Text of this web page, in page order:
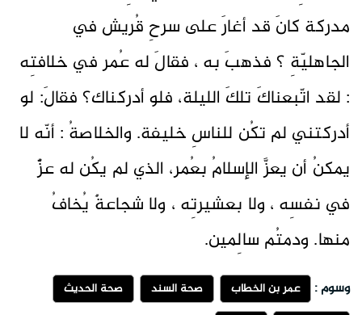
مدركة كانَ قد أغارَ على سرحِ قُريش في
الجاهليّةِ ؟ فذهبَ به ، فقالَ له عُمر في خلافتِه
: لقد اتّبعناكَ تلكَ الليلة، فلو أدركناك؟ فقالَ: لو
أدركتني لم تكُن للناسِ خليفة. والخلاصةُ : أنّه لا
يمكنُ أن يعزَّ الإسلامُ بعُمر، الذي لم يكُن له عزٌّ
في نفسِه ، ولا بعشيرتِه ، ولا شجاعةٌ يُخافُ
منها. ودمتُم سالِمين.
وسوم : عمر بن الخطاب صحة السند
صحة الحديث